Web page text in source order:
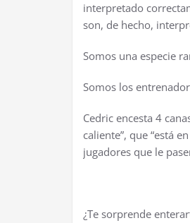
interpretado
son, de hecho,
Somos una especie
Somos los
Cedric encesta 4
caliente”, que “está
jugadores que le
¿Te sorprende